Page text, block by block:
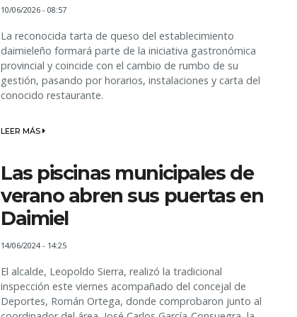
10/06/2026 - 08:57
La reconocida tarta de queso del establecimiento
daimieleño formará parte de la iniciativa gastronómica
provincial y coincide con el cambio de rumbo de su
gestión, pasando por horarios, instalaciones y carta del
conocido restaurante.
LEER MÁS
Las piscinas municipales de
verano abren sus puertas en
Daimiel
14/06/2024 - 14:25
El alcalde, Leopoldo Sierra, realizó la tradicional
inspección este viernes acompañado del concejal de
Deportes, Román Ortega, donde comprobaron junto al